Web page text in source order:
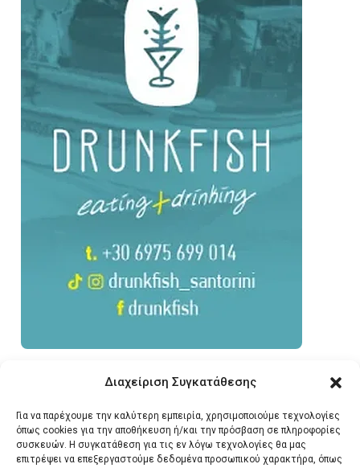
Διαχείριση Συγκατάθεσης
Για να παρέχουμε την καλύτερη εμπειρία, χρησιμοποιούμε τεχνολογίες
όπως cookies για την αποθήκευση ή/και την πρόσβαση σε πληροφορίες
συσκευών. Η συγκατάθεση για τις εν λόγω τεχνολογίες θα μας
επιτρέψει να επεξεργαστούμε δεδομένα προσωπικού χαρακτήρα, όπως